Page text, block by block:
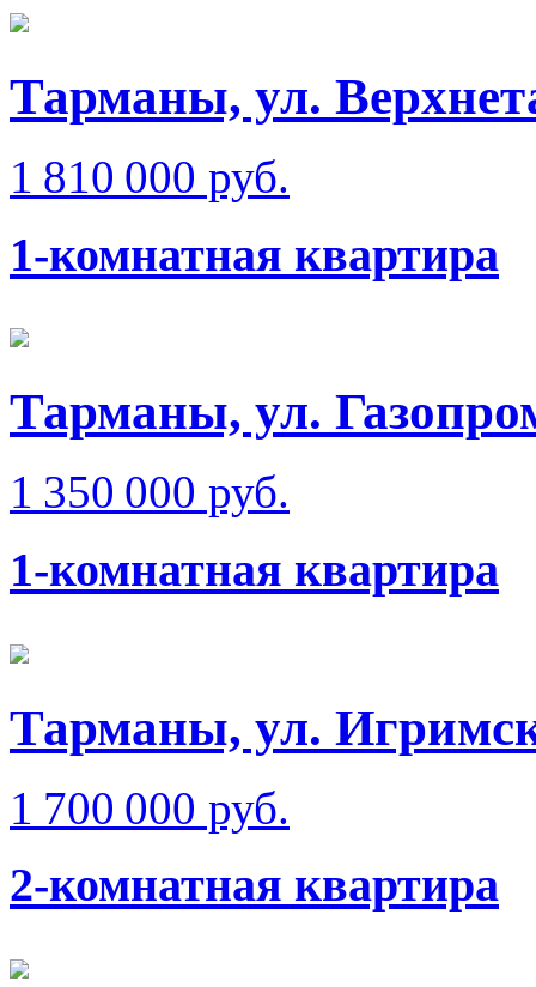
Тарманы, ул.
1 810 000 руб.
1-комнатная квартира
Тарманы, ул.
1 350 000 руб.
1-комнатная квартира
Тарманы, ул.
1 700 000 руб.
2-комнатная квартира